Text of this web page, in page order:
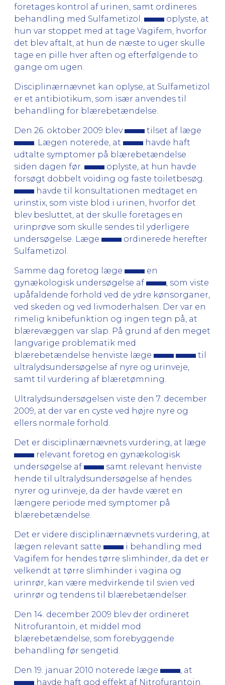
foretages kontrol af urinen, samt ordineres
behandling med Sulfametizol.
oplyste, at
hun var stoppet med at tage Vagifem, hvorfor
det blev aftalt, at hun de næste to uger skulle
tage en pille hver aften og efterfølgende to
gange om ugen.
Disciplinærnævnet kan oplyse, at Sulfametizol
er et antibiotikum, som især anvendes til
behandling for blærebetændelse.
Den 26. oktober 2009 blev
tilset af læge
. Lægen noterede, at
havde haft
udtalte symptomer på blærebetændelse
siden dagen før.
oplyste, at hun havde
forsøgt dobbelt voiding og faste toiletbesøg.
havde til konsultationen medtaget en
urinstix, som viste blod i urinen, hvorfor det
blev besluttet, at der skulle foretages en
urinprøve som skulle sendes til yderligere
undersøgelse. Læge
ordinerede herefter
Sulfametizol.
Samme dag foretog læge
en
gynækologisk undersøgelse af
, som viste
upåfaldende forhold ved de ydre kønsorganer,
ved skeden og ved livmoderhalsen. Der var en
rimelig knibefunktion og ingen tegn på, at
blærevæggen var slap. På grund af den meget
langvarige problematik med
blærebetændelse henviste læge
til
ultralydsundersøgelse af nyre og urinveje,
samt til vurdering af blæretømning.
Ultralydsundersøgelsen viste den 7. december
2009, at der var en cyste ved højre nyre og
ellers normale forhold.
Det er disciplinærnævnets vurdering, at læge
relevant foretog en gynækologisk
undersøgelse af
samt relevant henviste
hende til ultralydsundersøgelse af hendes
nyrer og urinveje, da der havde været en
længere periode med symptomer på
blærebetændelse.
Det er videre disciplinærnævnets vurdering, at
lægen relevant satte
i behandling med
Vagifem for hendes tørre slimhinder, da det er
velkendt at tørre slimhinder i vagina og
urinrør, kan være medvirkende til svien ved
urinrør og tendens til blærebetændelser.
Den 14. december 2009 blev der ordineret
Nitrofurantoin, et middel mod
blærebetændelse, som forebyggende
behandling før sengetid.
Den 19. januar 2010 noterede læge
, at
havde haft god effekt af Nitrofurantoin.